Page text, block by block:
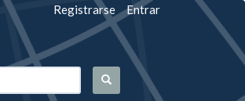
Registrarse Entrar